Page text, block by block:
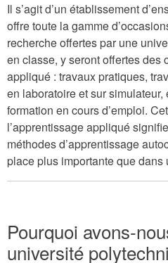
Il s’agit d’un établissement
offre toute la gamme
recherche offertes par une
en classe, y seront offertes des
appliqué : travaux pratiques,
en laboratoire et sur
formation en cours d’emploi.
l’apprentissage appliqué
méthodes d’apprentissage
place plus importante que
Pourquoi avons-
université